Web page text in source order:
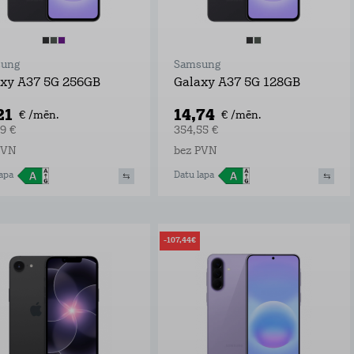
A37 5G 256GB
€ /mēn.
€
Samsung
Galaxy A37 5G 128GB
14,74 € /mēn.
354,55 €
bez PVN
Datu lapa
-107,44€